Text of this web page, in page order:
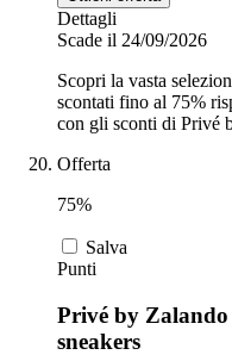
Dettagli
Scade il 24/09/2026
Scopri la vasta
scontati fino al 75%
con gli sconti di Privé
Offerta
75%
Salva
Punti
Privé by
sneakers